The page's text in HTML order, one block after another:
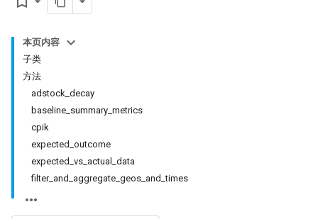
本页内容
子类
方法
adstock_decay
baseline_summary_metrics
cpik
expected_outcome
expected_vs_actual_data
filter_and_aggregate_geos_and_times